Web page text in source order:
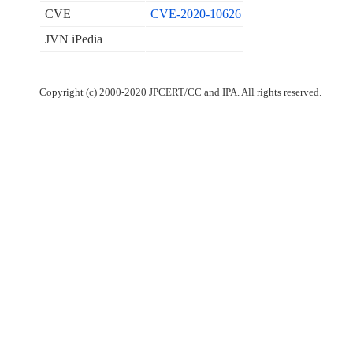
CVE
CVE-2020-10626
JVN iPedia
Copyright (c) 2000-2020 JPCERT/CC and IPA. All rights reserved.